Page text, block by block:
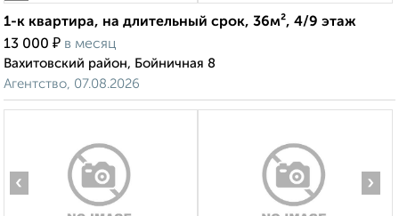
1-к квартира, на длительный срок, 36м², 4/9 этаж
13 000 ₽ в месяц
Вахитовский район, Бойничная 8
Агентство, 07.08.2026
‹ ›